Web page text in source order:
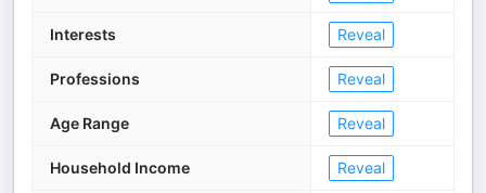
Interests Reveal
Professions Reveal
Age Range Reveal
Household Income Reveal